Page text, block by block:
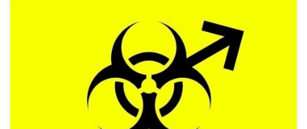
„The Best Men Can Be” At the beginning of the year, Gilette came
out with an add that shook the internet. Taking a decisive stab at
toxic masculinity, it spiked so much controversy even major news
outlets reported on the […]